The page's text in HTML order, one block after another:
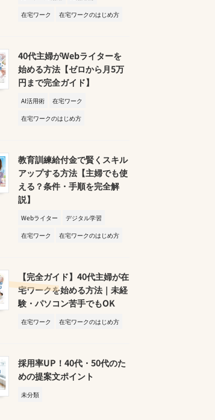
在宅ワーク
在宅ワークのはじめ方
40代主婦がWebライターを
始める方法【ゼロから月5万
円まで完全ガイド】
AI活用術
在宅ワーク
在宅ワークのはじめ方
教育訓練給付金で賢くスキル
アップする方法【主婦でも使
える？条件・手順を完全解
説】
Webライター
デジタル学習
在宅ワーク
在宅ワークのはじめ方
【完全ガイド】40代主婦が在
宅ワークを始める方法｜未経
験・パソコン苦手でもOK
在宅ワーク 在宅ワークのはじめ方
採用率UP！40代・50代のた
めの提案文ポイント
未分類